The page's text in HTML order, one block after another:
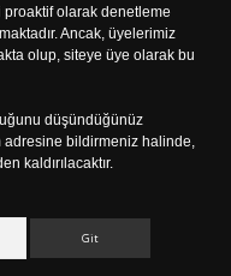
olarak denetleme
Ancak, üyelerimiz
olup, siteye üye olarak bu
düşündüğünüz
adresine bildirmeniz halinde,
kaldırılacaktır.